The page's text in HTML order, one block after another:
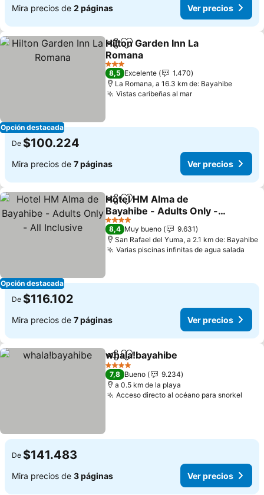
Mira precios de 2 páginas Ver precios
Opción destacada
CompartirAgregar a favoritos
Hilton Garden Inn La
Romana
Ver precios
3 Estrellas
8,5 Excelente
1.470
La Romana, a 16.3 km de: Bayahibe
Vistas caribeñas al marVer precios
De $100.224
Mira precios de 7 páginas Ver precios
Opción destacada
CompartirAgregar a favoritos
Hotel HM Alma de
Bayahibe - Adults Only -
All Inclusive
Ver precios
4 Estrellas
8,4 Muy bueno
9.631
San Rafael del Yuma, a 2.1 km de: Bayahibe
Varias piscinas infinitas de agua salada
De $116.102
Mira precios de 7 páginas Ver precios
CompartirAgregar a favoritos
whala!bayahibe
4 Estrellas
7,8 Bueno
9.234
a 0.5 km de la playa
Acceso directo al océano para snorkel
De $141.483
Mira precios de 3 páginas Ver precios